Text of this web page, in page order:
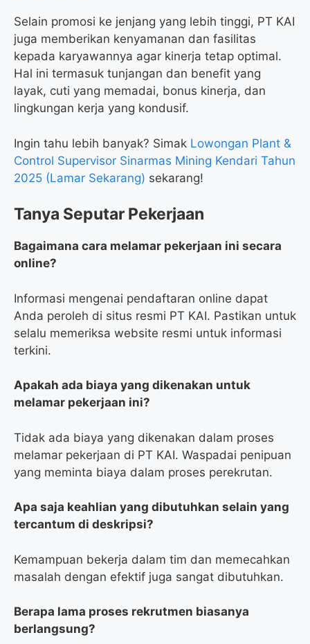
Selain promosi ke jenjang yang lebih tinggi, PT KAI
juga memberikan kenyamanan dan fasilitas
kepada karyawannya agar kinerja tetap optimal.
Hal ini termasuk tunjangan dan benefit yang
layak, cuti yang memadai, bonus kinerja, dan
lingkungan kerja yang kondusif.
Ingin tahu lebih banyak? Simak Lowongan Plant &
Control Supervisor Sinarmas Mining Kendari Tahun
2025 (Lamar Sekarang) sekarang!
Tanya Seputar Pekerjaan
Bagaimana cara melamar pekerjaan ini secara
online?
Informasi mengenai pendaftaran online dapat
Anda peroleh di situs resmi PT KAI. Pastikan untuk
selalu memeriksa website resmi untuk informasi
terkini.
Apakah ada biaya yang dikenakan untuk
melamar pekerjaan ini?
Tidak ada biaya yang dikenakan dalam proses
melamar pekerjaan di PT KAI. Waspadai penipuan
yang meminta biaya dalam proses perekrutan.
Apa saja keahlian yang dibutuhkan selain yang
tercantum di deskripsi?
Kemampuan bekerja dalam tim dan memecahkan
masalah dengan efektif juga sangat dibutuhkan.
Berapa lama proses rekrutmen biasanya
berlangsung?